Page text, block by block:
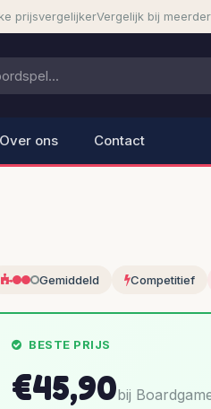
prijsvergelijkerVergelijk bij
Over ons Contact
Gemiddeld Competitief
BESTE PRIJS
€45,90bij